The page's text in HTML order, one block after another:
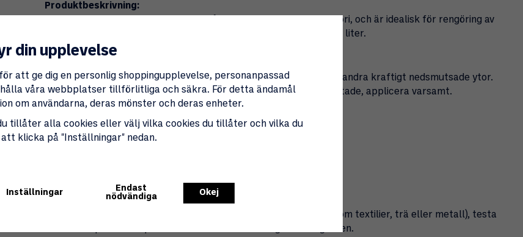
Produktbeskrivning:
MUDTEX är den ledande produkten på marknaden inom sin kategori, och är idealisk för rengöring av
plast, aluminium, plåt och kraftigt nedsmutsade ytor. Innehåller 1 liter.
Fördelar:
Mångsidig rengöring : Effektiv på plast, aluminium, plåt och andra kraftigt nedsmutsade ytor.
Försiktig applicering: Vid användning på andra ytor än de listade, applicera varsamt.
Applicering
: Spraya MUDTEX direkt på ytan.
Observera
: För användning på färgade eller målade ytor (som textilier, trä eller metall), testa
först på en dold punkt för att kontrollera färgbeständigheten.
din upplevelse
att ge dig en personlig shoppingupplevelse, personanpassad
våra webbplatser tillförlitliga och säkra. För detta ändamål
om användarna, deras mönster och deras enheter.
tillåter alla cookies eller välj vilka cookies du tillåter och vilka du
klicka på "Inställningar" nedan.
Inställningar
Endast
nödvändiga
Okej